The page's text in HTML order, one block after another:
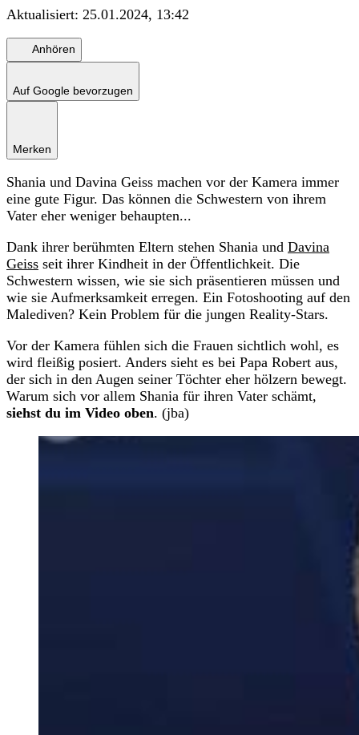
Aktualisiert: 25.01.2024, 13:42
Anhören
Auf Google bevorzugen
Merken
Shania und Davina Geiss machen vor der Kamera immer
eine gute Figur. Das können die Schwestern von ihrem
Vater eher weniger behaupten...
Dank ihrer berühmten Eltern stehen Shania und Davina
Geiss seit ihrer Kindheit in der Öffentlichkeit. Die
Schwestern wissen, wie sie sich präsentieren müssen und
wie sie Aufmerksamkeit erregen. Ein Fotoshooting auf den
Malediven? Kein Problem für die jungen Reality-Stars.
Vor der Kamera fühlen sich die Frauen sichtlich wohl, es
wird fleißig posiert. Anders sieht es bei Papa Robert aus,
der sich in den Augen seiner Töchter eher hölzern bewegt.
Warum sich vor allem Shania für ihren Vater schämt,
siehst du im Video oben. (jba)